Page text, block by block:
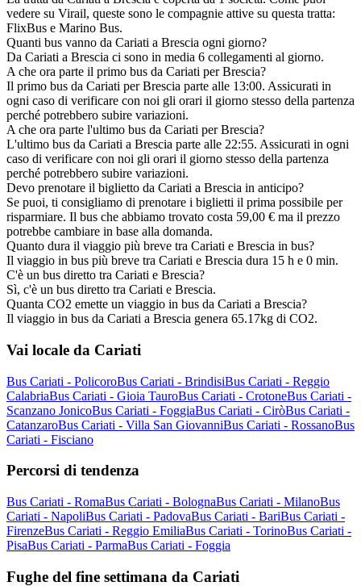
vedere su Virail, queste sono le compagnie attive su questa tratta:
FlixBus e Marino Bus.
Quanti bus vanno da Cariati a Brescia ogni giorno?
Da Cariati a Brescia ci sono in media 6 collegamenti al giorno.
A che ora parte il primo bus da Cariati per Brescia?
Il primo bus da Cariati per Brescia parte alle 13:00. Assicurati in
ogni caso di verificare con noi gli orari il giorno stesso della partenza
perché potrebbero subire variazioni.
A che ora parte l'ultimo bus da Cariati per Brescia?
L'ultimo bus da Cariati a Brescia parte alle 22:55. Assicurati in ogni
caso di verificare con noi gli orari il giorno stesso della partenza
perché potrebbero subire variazioni.
Devo prenotare il biglietto da Cariati a Brescia in anticipo?
Se puoi, ti consigliamo di prenotare i biglietti il prima possibile per
risparmiare. Il bus che abbiamo trovato costa 59,00 € ma il prezzo
potrebbe cambiare in base alla domanda.
Quanto dura il viaggio più breve tra Cariati e Brescia in bus?
Il viaggio in bus più breve tra Cariati e Brescia dura 15 h e 0 min.
C'è un bus diretto tra Cariati e Brescia?
Sì, c'è un bus diretto tra Cariati e Brescia.
Quanta CO2 emette un viaggio in bus da Cariati a Brescia?
Il viaggio in bus da Cariati a Brescia genera 65.17kg di CO2.
Vai locale da Cariati
Bus Cariati - PolicoroBus Cariati - BrindisiBus Cariati - Reggio
CalabriaBus Cariati - Gioia TauroBus Cariati - CrotoneBus Cariati -
Scanzano JonicoBus Cariati - FoggiaBus Cariati - CiròBus Cariati -
CatanzaroBus Cariati - Villa San GiovanniBus Cariati - RossanoBus
Cariati - Fisciano
Percorsi di tendenza
Bus Cariati - RomaBus Cariati - BolognaBus Cariati - MilanoBus
Cariati - NapoliBus Cariati - PadovaBus Cariati - BariBus Cariati -
FirenzeBus Cariati - Reggio EmiliaBus Cariati - TorinoBus Cariati -
PisaBus Cariati - ParmaBus Cariati - Foggia
Fughe del fine settimana da Cariati